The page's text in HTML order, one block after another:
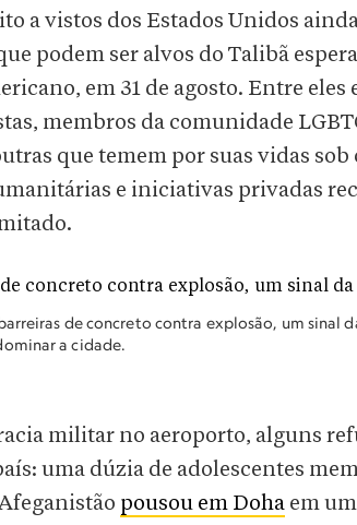
a vistos dos Estados Unidos
podem ser alvos do Talibã
em 31 de agosto. Entre eles
membros da comunidade
que temem por suas vidas sob
e iniciativas privadas
de concreto contra explosão, um sinal
a cidade.
militar no aeroporto, alguns
uma dúzia de adolescentes
pousou em Doha em